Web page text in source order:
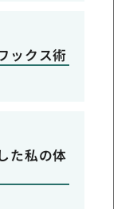
ックス術
た私の体